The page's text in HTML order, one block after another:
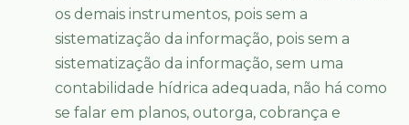
os demais instrumentos, pois sem a
sistematização da informação, pois sem a
sistematização da informação, sem uma
contabilidade hídrica adequada, não há como
se falar em planos, outorga, cobrança e